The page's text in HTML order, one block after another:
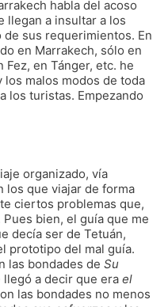
habla del acoso
llegan a insultar a los
sus requerimientos. En
en Marrakech, sólo en
en Tánger, etc. he
malos modos de toda
los turistas. Empezando
organizado, vía
los que viajar de forma
ciertos problemas que,
bien, el guía que me
decía ser de Tetuán,
prototipo del mal guía.
las bondades de Su
llegó a decir que era el
las bondades no menos